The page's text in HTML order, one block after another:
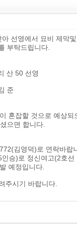
선영에서 묘비 제막
부탁드립니다.
산 50 선영
준
혼잡할 것으로 예상되
으면 합니다.
김영덕)로 연락바랍
승)로 정신여고(2호선
예정입니다.
주시기 바랍니다.